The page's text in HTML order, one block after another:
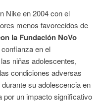
Nike en 2004 con el
menos favorecidos de
la Fundación NoVo
en el
niñas adolescentes,
condiciones adversas
su adolescencia en
por un impacto significativo